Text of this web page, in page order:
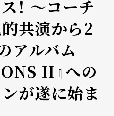
！ ～コーチ
共演から2
アルバム
II』への
が遂に始ま